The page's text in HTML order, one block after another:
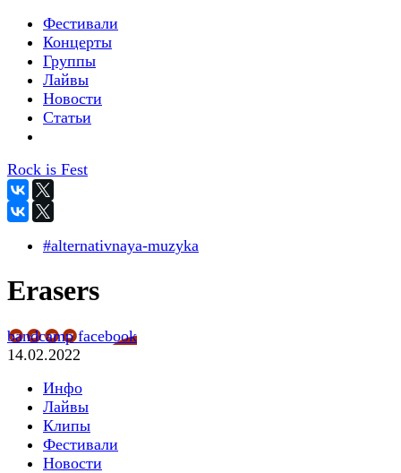
Фестивали
Концерты
Группы
Лайвы
Новости
Статьи
Rock is Fest
#alternativnaya-muzyka
Erasers
bandcampfacebook
14.02.2022
Инфо
Лайвы
Клипы
Фестивали
Новости